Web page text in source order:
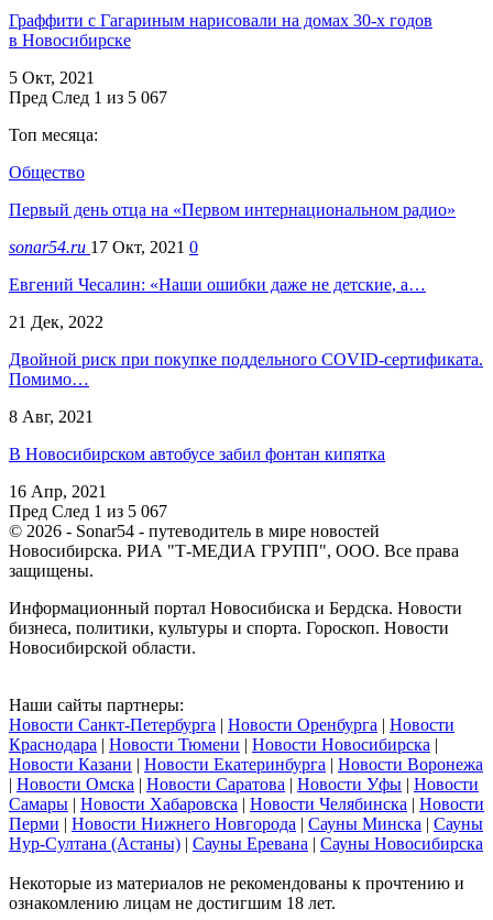
Граффити с Гагариным нарисовали на домах 30-х годов
в Новосибирске
5 Окт, 2021
Пред След 1 из 5 067
Топ месяца:
Общество
Первый день отца на «Первом интернациональном радио»
sonar54.ru 17 Окт, 2021 0
Евгений Чесалин: «Наши ошибки даже не детские, а…
21 Дек, 2022
Двойной риск при покупке поддельного COVID-сертификата.
Помимо…
8 Авг, 2021
В Новосибирском автобусе забил фонтан кипятка
16 Апр, 2021
Пред След 1 из 5 067
© 2026 - Sonar54 - путеводитель в мире новостей
Новосибирска. РИА "Т-МЕДИА ГРУПП", ООО. Все права
защищены.
Информационный портал Новосибиска и Бердска. Новости
бизнеса, политики, культуры и спорта. Гороскоп. Новости
Новосибирской области.
Наши сайты партнеры:
Новости Санкт-Петербурга | Новости Оренбурга | Новости
Краснодара | Новости Тюмени | Новости Новосибирска |
Новости Казани | Новости Екатеринбурга | Новости Воронежа
| Новости Омска | Новости Саратова | Новости Уфы | Новости
Самары | Новости Хабаровска | Новости Челябинска | Новости
Перми | Новости Нижнего Новгорода | Сауны Минска | Сауны
Нур-Султана (Астаны) | Сауны Еревана | Сауны Новосибирска
Некоторые из материалов не рекомендованы к прочтению и
ознакомлению лицам не достигшим 18 лет.